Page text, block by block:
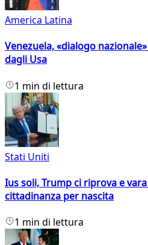
America Latina
Venezuela, «dialogo
dagli Usa
1 min di lettura
Stati Uniti
Ius soli, Trump ci riprova e
cittadinanza per nascita
1 min di lettura